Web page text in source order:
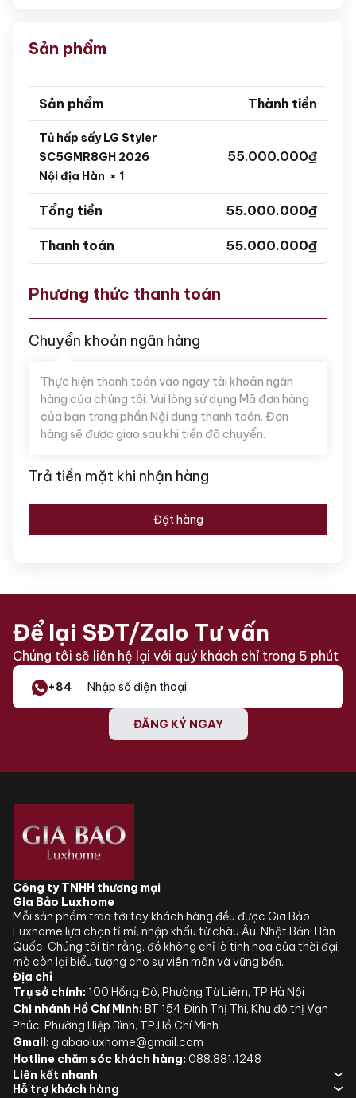
Sản phẩm
Sản phẩm Thành tiền
Tủ hấp sấy LG Styler
SC5GMR8GH 2026
Nội địa Hàn × 1
55.000.000₫
Tổng tiền 55.000.000₫
Thanh toán 55.000.000₫
Phương thức thanh toán
Chuyển khoản ngân hàng
Thực hiện thanh toán vào ngay tài khoản ngân
hàng của chúng tôi. Vui lòng sử dụng Mã đơn hàng
của bạn trong phần Nội dung thanh toán. Đơn
hàng sẽ đươc giao sau khi tiền đã chuyển.
Trả tiền mặt khi nhận hàng
Đặt hàng
Để lại SĐT/Zalo Tư vấn
Chúng tôi sẽ liên hệ lại với quý khách chỉ trong 5 phút
+84
ĐĂNG KÝ NGAY
Công ty TNHH thương mại
Gia Bảo Luxhome
Mỗi sản phẩm trao tới tay khách hàng đều được Gia Bảo
Luxhome lựa chọn tỉ mỉ, nhập khẩu từ châu Âu, Nhật Bản, Hàn
Quốc. Chúng tôi tin rằng, đó không chỉ là tinh hoa của thời đại,
mà còn lại biểu tượng cho sự viên mãn và vững bền.
Địa chỉ
Trụ sở chính: 100 Hồng Đô, Phường Từ Liêm, TP.Hà Nội
Chi nhánh Hồ Chí Minh: BT 154 Đinh Thị Thi, Khu đô thị Vạn
Phúc, Phường Hiệp Bình, TP.Hồ Chí Minh
Gmail: giabaoluxhome@gmail.com
Hotline chăm sóc khách hàng: 088.881.1248
Liên kết nhanh
Hỗ trợ khách hàng